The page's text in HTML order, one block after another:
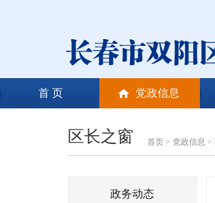
首 页 党政信息
区长之窗 首页 > 党政信息 >
政务动态